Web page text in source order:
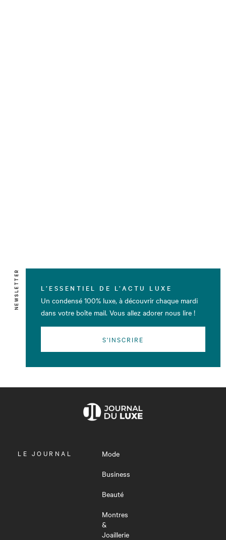
NEWSLETTER L’ESSENTIEL DE L’ACTU LUXE
Un condensé 100% luxe, à découvrir chaque mardi
dans votre boîte mail. Vous allez adorer nous lire !
S'INSCRIRE
OUVRIR
LE JOURNAL
Mode
Business
Beauté
Montres
&
Joaillerie